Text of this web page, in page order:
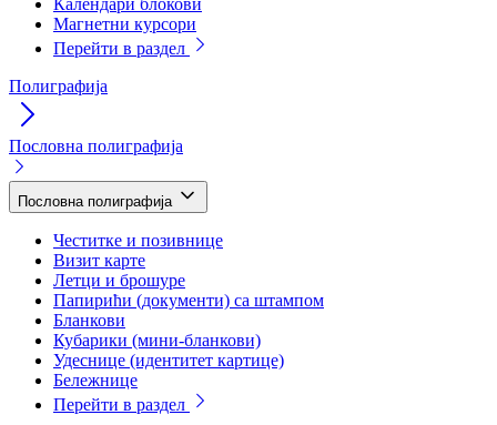
Календари блокови
Магнетни курсори
Перейти в раздел
Полиграфија
Пословна полиграфија
Пословна полиграфија
Честитке и позивнице
Визит карте
Летци и брошуре
Папирићи (документи) са штампом
Бланкови
Кубарики (мини-бланкови)
Удеснице (идентитет картице)
Бележнице
Перейти в раздел